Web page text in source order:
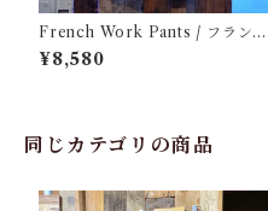
French Work Pants / フランス
グリーン ツイル ワーク パンツ
W30.5
¥8,580
同じカテゴリの商品